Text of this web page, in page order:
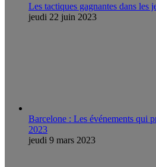
Les tactiques gagnantes dans les
jeudi 22 juin 2023
Barcelone : Les événements qui
2023
jeudi 9 mars 2023